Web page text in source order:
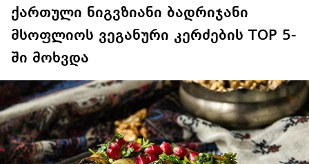
ქართული ნიგვზიანი ბადრიჯანი
მსოფლიოს ვეგანური კერძების TOP 5-
ში მოხვდა